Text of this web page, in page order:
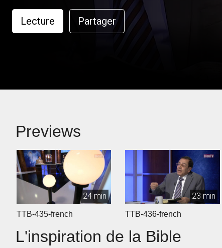
Lecture Partager
Previews
24 min
TTB-435-french
23 min
TTB-436-french
L'inspiration de la Bible